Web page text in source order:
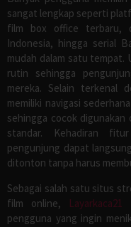
sangat lengkap seperti
film box office terbaru,
Indonesia, hingga serial
mudah dalam satu tempat.
rutin sehingga
mereka. Selain terkenal
memiliki navigasi
sehingga cocok
standar. Kehadiran
pengunjung dapat
ditonton tanpa harus
Sebagai salah satu situs
film online, Layarkaca21
pengguna yang ingin